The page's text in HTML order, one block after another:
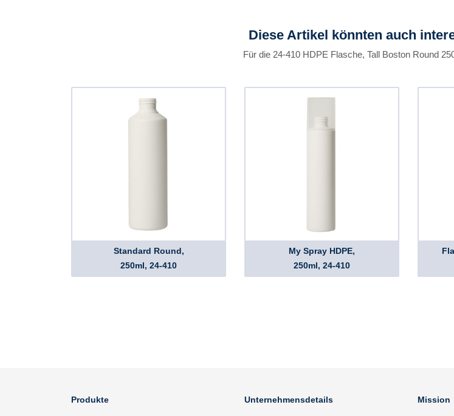
Diese Artikel könnten auch
Für die 24-410 HDPE Flasche, Tall Boston Round
Standard Round,
250ml, 24-410
My Spray HDPE,
250ml, 24-410
Produkte Unternehmensdetails Mission